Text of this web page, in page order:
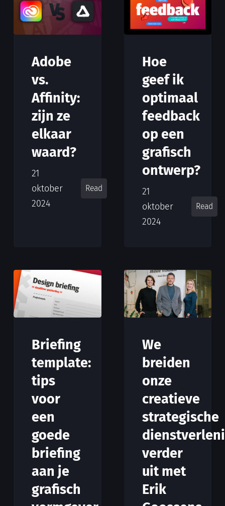
Adobe
vs.
Affinity:
zijn ze
elkaar
waard?
21
oktober
2024
Read
Hoe
geef ik
optimaal
feedback
op een
grafisch
ontwerp?
21
oktober
2024
Read
Briefing
template:
tips
voor
een
goede
briefing
aan je
grafisch
We
breiden
onze
creatieve
strategische
verder
uit met
Erik